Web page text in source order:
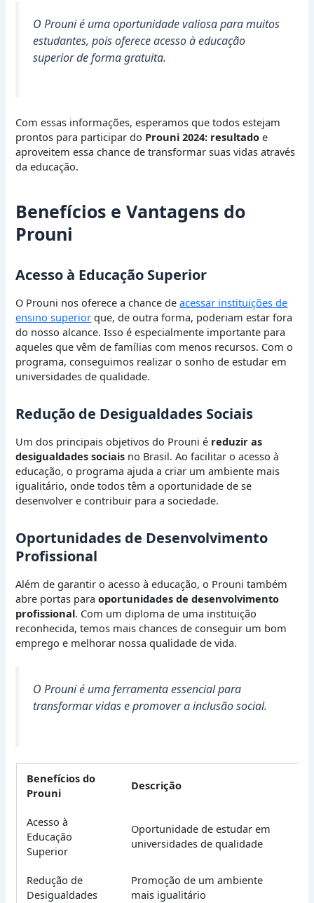
O Prouni é uma oportunidade valiosa para muitos
estudantes, pois oferece acesso à educação
superior de forma gratuita.
Com essas informações, esperamos que todos estejam
prontos para participar do Prouni 2024: resultado e
aproveitem essa chance de transformar suas vidas através
da educação.
Benefícios e Vantagens do
Prouni
Acesso à Educação Superior
O Prouni nos oferece a chance deacessar instituições de
ensino superior que, de outra forma, poderiam estar fora
do nosso alcance. Isso é especialmente importante para
aqueles que vêm de famílias com menos recursos. Com o
programa, conseguimos realizar o sonho de estudar em
universidades de qualidade.
Redução de Desigualdades Sociais
Um dos principais objetivos do Prouni é reduzir as
desigualdades sociais no Brasil. Ao facilitar o acesso à
educação, o programa ajuda a criar um ambiente mais
igualitário, onde todos têm a oportunidade de se
desenvolver e contribuir para a sociedade.
Oportunidades de Desenvolvimento
Profissional
Além de garantir o acesso à educação, o Prouni também
abre portas paraoportunidades de desenvolvimento
profissional. Com um diploma de uma instituição
reconhecida, temos mais chances de conseguir um bom
emprego e melhorar nossa qualidade de vida.
O Prouni é uma ferramenta essencial para
transformar vidas e promover a inclusão social.
Benefícios do
Prouni
Descrição
Acesso à
Educação
Superior
Oportunidade de estudar em
universidades de qualidade
Redução de
Desigualdades
Promoção de um ambiente
mais igualitário